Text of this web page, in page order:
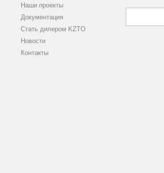
Наши проекты
Документация
Стать дилером KZTO
Новости
Контакты